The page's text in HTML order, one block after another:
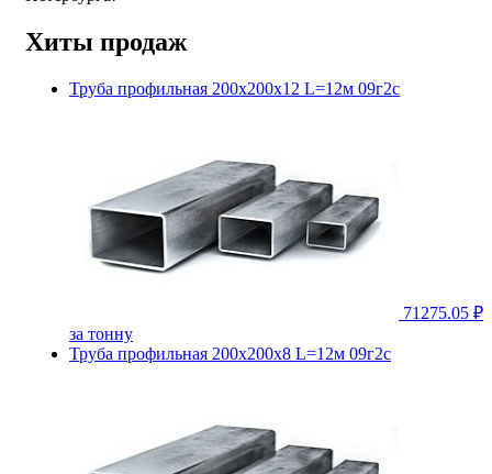
Хиты продаж
Труба профильная 200х200х12 L=12м 09г2с
71275.05 ₽
за тонну
Труба профильная 200х200х8 L=12м 09г2с